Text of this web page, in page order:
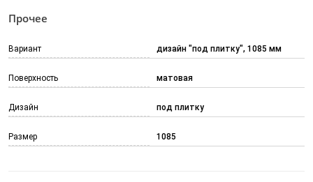
Прочее
Вариант дизайн "под плитку", 1085 мм
Поверхность матовая
Дизайн под плитку
Размер 1085